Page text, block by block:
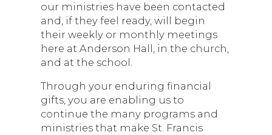
our ministries have been contacted
and, if they feel ready, will begin
their weekly or monthly meetings
here at Anderson Hall, in the church,
and at the school.
Through your enduring financial
gifts, you are enabling us to
continue the many programs and
ministries that make St. Francis